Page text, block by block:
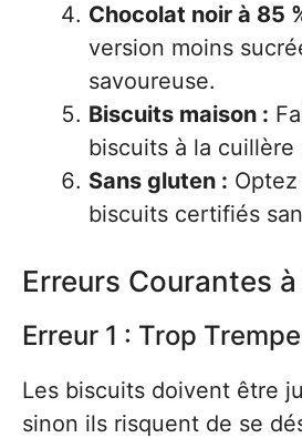
Chocolat noir à 85
version moins
savoureuse.
Biscuits maison :
biscuits à la cuillère
Sans gluten :
biscuits certifiés
Erreurs Courantes
Erreur 1 : Trop
Les biscuits doivent être
sinon ils risquent de se